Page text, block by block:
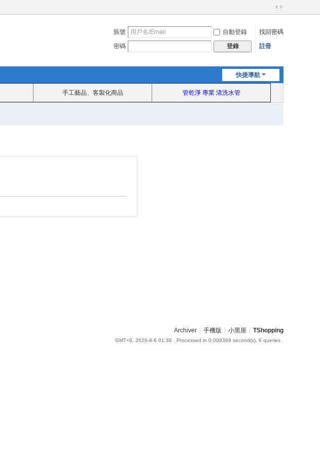
切
到
賬號 自動登錄
找回密碼
密碼
登錄 註冊
快捷導航
手工藝品、客製化商品 管乾淨 專業 清洗水管
Archiver 手機版 小黑屋 TShopping
GMT+8, 2026-8-8 01:38 , Processed in 0.008369 second(s), 6 queries .